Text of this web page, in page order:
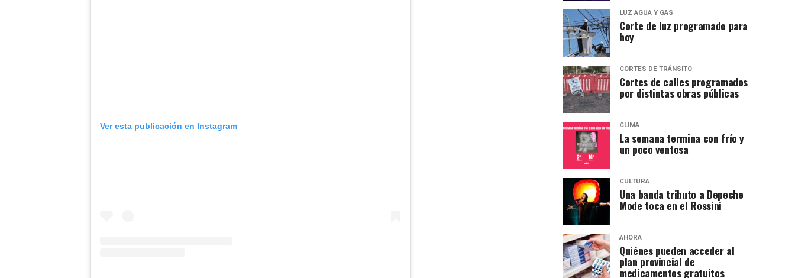
Ver esta publicación en Instagram
LUZ AGUA Y GAS
Corte de luz programado para
hoy
CORTES DE TRÁNSITO
Cortes de calles programados
por distintas obras públicas
CLIMA
La semana termina con frío y
un poco ventosa
CULTURA
Una banda tributo a Depeche
Mode toca en el Rossini
AHORA
Quiénes pueden acceder al
plan provincial de
medicamentos gratuitos